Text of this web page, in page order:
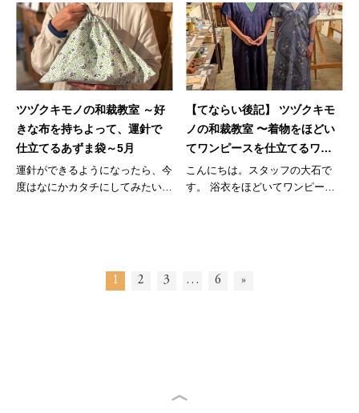
ツヅクキモノの和裁教室 ～好
きな布を持ちよって、運針で
仕立てるあずま袋～5月
運針ができるようになったら、今
度はなにかカタチにしてみたい！
【てならい後記】 ツヅクキモ
ノの和裁教室 〜着物をほどい
てワンピースを仕立てるワー
クショップ～3回目
こんにちは。スタッフの大石で
す。 浴衣をほどいてワンピース
1 2 3 … 6 »